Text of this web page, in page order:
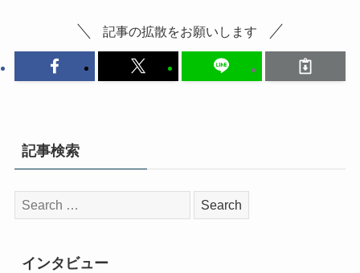
記事の拡散をお願いします
記事検索
検
索:
インタビュー